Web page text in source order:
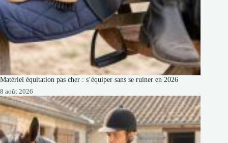
Matériel équitation pas cher : s’équiper sans se ruiner en 2026
8 août 2026